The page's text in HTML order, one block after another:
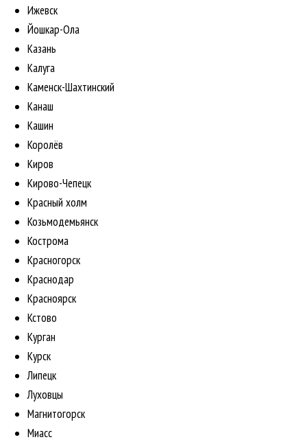
Ижевск
Йошкар-Ола
Казань
Калуга
Каменск-Шахтинский
Канаш
Кашин
Королёв
Киров
Кирово-Чепецк
Красный холм
Козьмодемьянск
Кострома
Красногорск
Краснодар
Красноярск
Кстово
Курган
Курск
Липецк
Луховцы
Магнитогорск
Миасс